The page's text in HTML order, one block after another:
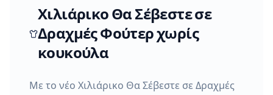
Χιλιάρικο Θα Σέβεστε σε
Δραχμές Φούτερ χωρίς
κουκούλα
Με το νέο Χιλιάρικο Θα Σέβεστε σε Δραχμές